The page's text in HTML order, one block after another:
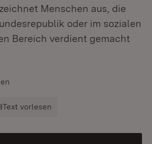
Menschen aus, die
oder im sozialen
Bereich verdient gemacht
Text vorlesen